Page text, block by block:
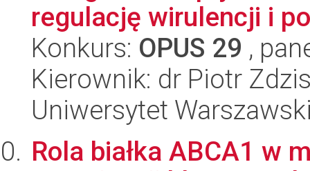
regulację wirulencji i
Konkurs: OPUS 29 ,
Kierownik: dr Piotr
Uniwersytet
Rola białka ABCA1 w